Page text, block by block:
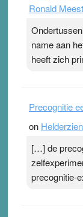
pleister geen
Ronald
name aan
heeft zich
Precognitie
on
[…] de
precognitie-